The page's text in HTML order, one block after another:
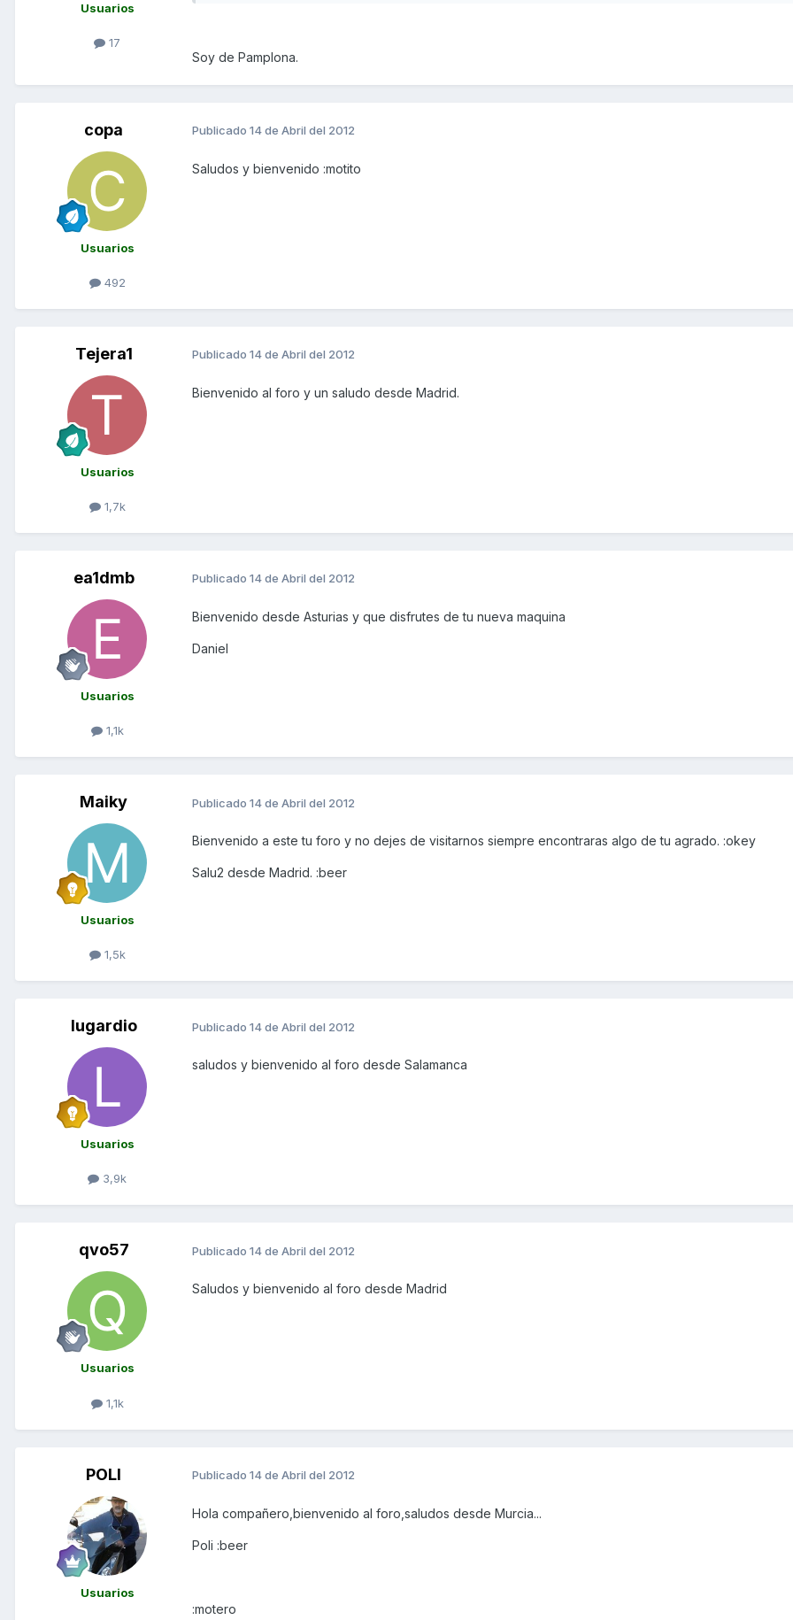
Usuarios
17
Soy de Pamplona.
copa
Usuarios
492
Publicado 14 de Abril del 2012
Saludos y bienvenido :motito
Tejera1
Usuarios
1,7k
Publicado 14 de Abril del 2012
Bienvenido al foro y un saludo desde Madrid.
ea1dmb
Usuarios
1,1k
Publicado 14 de Abril del 2012
Bienvenido desde Asturias y que disfrutes de tu nueva maquina
Daniel
Maiky
Usuarios
1,5k
Publicado 14 de Abril del 2012
Bienvenido a este tu foro y no dejes de visitarnos siempre encontraras algo de tu agrado. :okey
Salu2 desde Madrid. :beer
lugardio
Usuarios
3,9k
Publicado 14 de Abril del 2012
saludos y bienvenido al foro desde Salamanca
qvo57
Usuarios
1,1k
Publicado 14 de Abril del 2012
Saludos y bienvenido al foro desde Madrid
POLI
Usuarios
Publicado 14 de Abril del 2012
Hola compañero,bienvenido al foro,saludos desde Murcia...
Poli :beer
:motero